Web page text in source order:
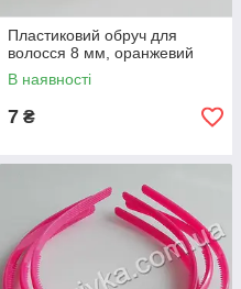
Пластиковий обруч для
волосся 8 мм, оранжевий
В наявності
7 ₴